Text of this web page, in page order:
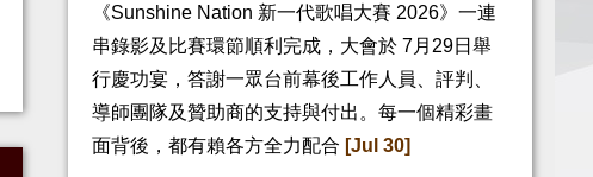
《Sunshine Nation 新一代歌唱大賽 2026》一連
串錄影及比賽環節順利完成，大會於 7月29日舉
行慶功宴，答謝一眾台前幕後工作人員、評判、
導師團隊及贊助商的支持與付出。每一個精彩畫
面背後，都有賴各方全力配合 [Jul 30]